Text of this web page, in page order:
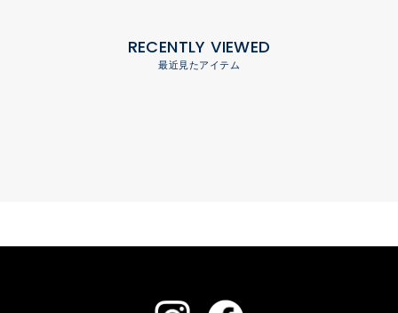
RECENTLY VIEWED
最近見たアイテム